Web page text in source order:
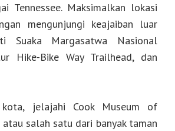
Tennessee. Maksimalkan lokasi
mengunjungi keajaiban luar
Suaka Margasatwa Nasional
Hike-Bike Way Trailhead, dan
jelajahi Cook Museum of
salah satu dari banyak taman